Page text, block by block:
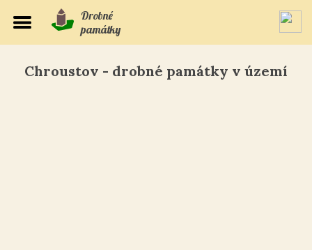
Drobné
památky
Chroustov - drobné památky v území